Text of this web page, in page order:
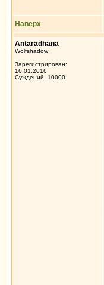
Наверх
Antaradhana
Wolfshadow
Зарегистрирован:
16.01.2016
Суждений: 10000